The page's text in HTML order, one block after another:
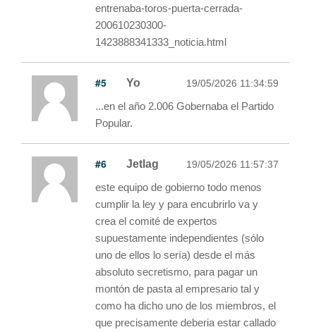
entrenaba-toros-puerta-cerrada-
200610230300-
1423888341333_noticia.html
#5 Yo 19/05/2026 11:34:59
...en el año 2.006 Gobernaba el Partido
Popular.
#6 Jetlag 19/05/2026 11:57:37
este equipo de gobierno todo menos
cumplir la ley y para encubrirlo va y
crea el comité de expertos
supuestamente independientes (sólo
uno de ellos lo sería) desde el más
absoluto secretismo, para pagar un
montón de pasta al empresario tal y
como ha dicho uno de los miembros, el
que precisamente deberia estar callado